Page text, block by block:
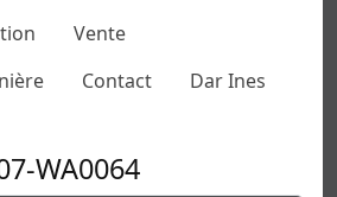
Vente
Contact Dar Ines
WA0064